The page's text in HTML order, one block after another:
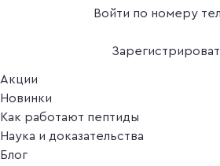
Войти по номеру
Акции
Новинки
Как работают пептиды
Наука и доказательства
Блог